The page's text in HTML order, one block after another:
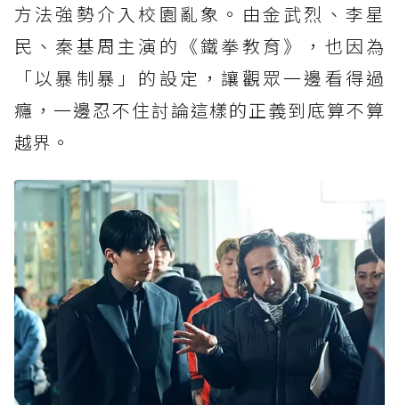
方法強勢介入校園亂象。由金武烈、李星
民、秦基周主演的《鐵拳教育》，也因為
「以暴制暴」的設定，讓觀眾一邊看得過
癮，一邊忍不住討論這樣的正義到底算不算
越界。